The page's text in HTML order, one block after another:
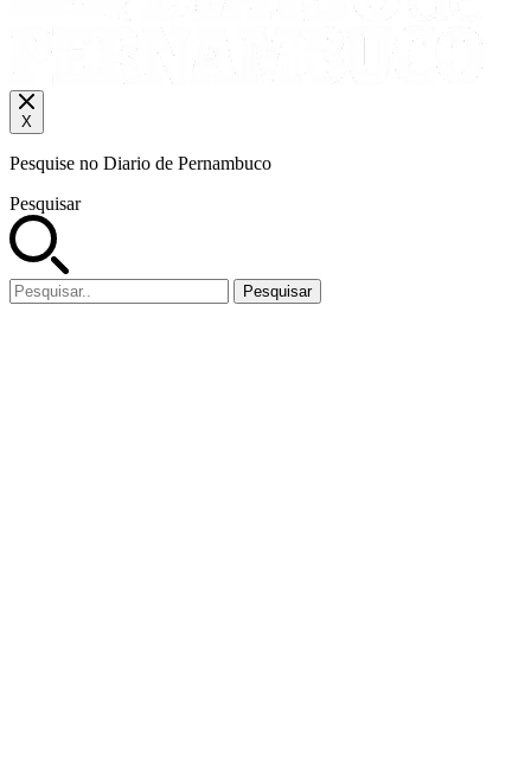
X
Pesquise no Diario de Pernambuco
Pesquisar
Pesquisar